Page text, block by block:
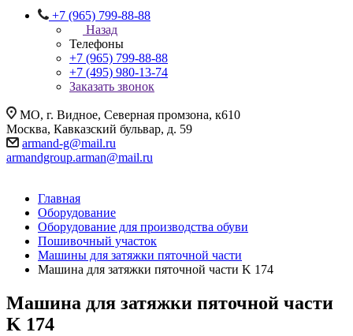
+7 (965) 799-88-88
Назад
Телефоны
+7 (965) 799-88-88
+7 (495) 980-13-74
Заказать звонок
МО, г. Видное, Северная промзона, к610
Москва, Кавказский бульвар, д. 59
armand-g@mail.ru
armandgroup.arman@mail.ru
Главная
Оборудование
Оборудование для производства обуви
Пошивочный участок
Машины для затяжки пяточной части
Машина для затяжки пяточной части K 174
Машина для затяжки пяточной части
K 174